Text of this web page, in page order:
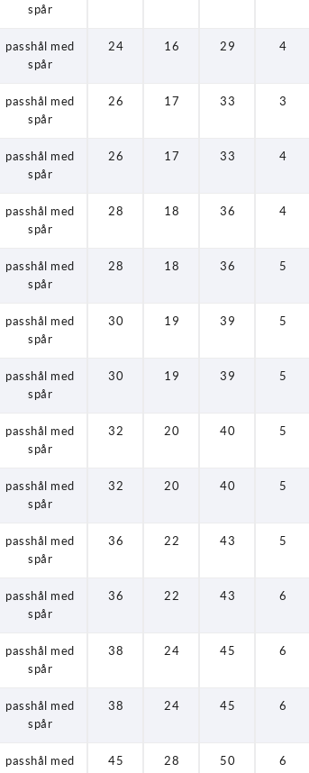
spår
passhål med
spår
24 16 29 4
passhål med
spår
26 17 33 3
passhål med
spår
26 17 33 4
passhål med
spår
28 18 36 4
passhål med
spår
28 18 36 5
passhål med
spår
30 19 39 5
passhål med
spår
30 19 39 5
passhål med
spår
32 20 40 5
passhål med
spår
32 20 40 5
passhål med
spår
36 22 43 5
passhål med
spår
36 22 43 6
passhål med
spår
38 24 45 6
passhål med
spår
38 24 45 6
passhål med
45 28 50 6